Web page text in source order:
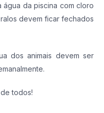
água da piscina com cloro
devem ficar fechados
dos animais devem ser
todos!